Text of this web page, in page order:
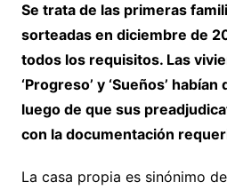
Se trata de las primeras
sorteadas en diciembre de
todos los requisitos. Las
‘Progreso’ y ‘Sueños’
luego de que sus
con la documentación
La casa propia es sinónimo de